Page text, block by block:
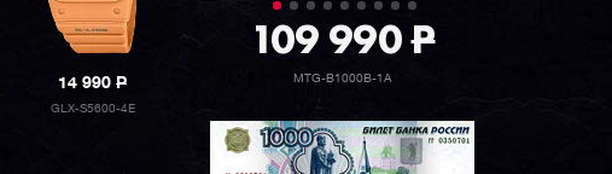
14 990P
GLX-S5600-4E
109 990P
MTG-B1000B-1A